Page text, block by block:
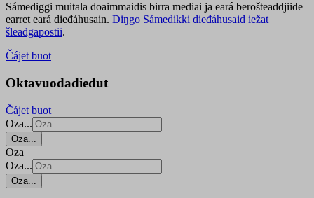
Sámediggi muitala doaimmaidis birra mediai ja eará berošteaddjiide
earret eará dieđáhusain. Diŋgo Sámedikki dieđáhusaid iežat
šleađgapostii.
Čájet buot
Oktavuođadieđut
Čájet buot
Oza...
Oza...
Oza
Oza...
Oza...